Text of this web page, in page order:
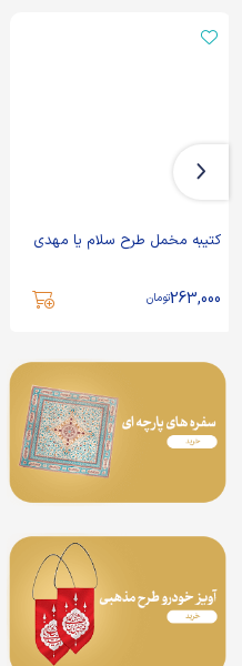
کتیبه مخمل طرح سلام یا مهدی
263,000تومان